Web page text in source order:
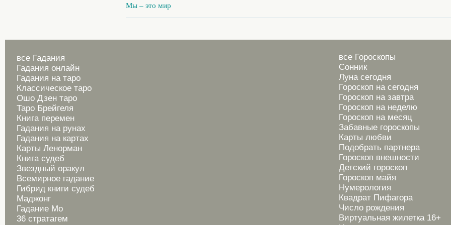
Мы – это мир
все Гадания
Гадания онлайн
Гадания на таро
Классическое таро
Ошо Дзен таро
Таро Брейгеля
Книга перемен
Гадания на рунах
Гадания на картах
Карты Ленорман
Книга судеб
Звездный оракул
Всемирное гадание
Гибрид книги судеб
Маджонг
Гадание Мо
36 стратагем
все Гороскопы
Сонник
Луна сегодня
Гороскоп на сегодня
Гороскоп на завтра
Гороскоп на неделю
Гороскоп на месяц
Забавные гороскопы
Карты любви
Подобрать партнера
Гороскоп внешности
Детский гороскоп
Гороскоп майя
Нумерология
Квадрат Пифагора
Число рождения
Виртуальная жилетка 16+